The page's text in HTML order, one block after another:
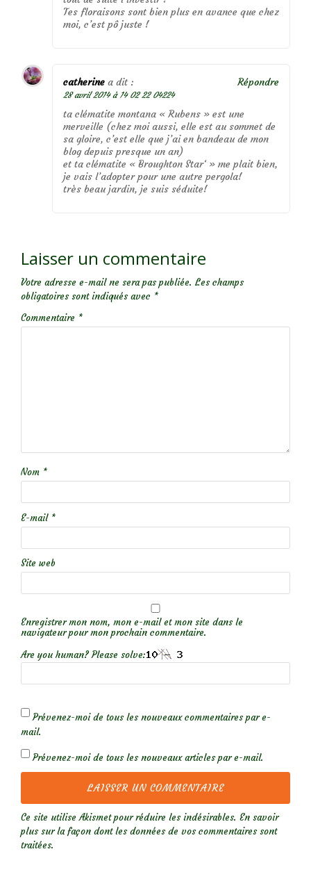
Tes floraisons sont bien plus en avance que chez
moi, c’est pô juste !
catherine a dit :
28 avril 2014 à 14 02 22 04224
ta clématite montana « Rubens » est une
merveille (chez moi aussi, elle est au sommet de
sa gloire, c’est elle que j’ai en bandeau de mon
blog depuis presque un an)
et ta clématite « Broughton Star‘ » me plait bien,
je vais l’adopter pour une autre pergola!
très beau jardin, je suis séduite!
Répondre
Laisser un commentaire
Votre adresse e-mail ne sera pas publiée. Les champs
obligatoires sont indiqués avec *
Commentaire *
Nom *
E-mail *
Site web
Enregistrer mon nom, mon e-mail et mon site dans le
navigateur pour mon prochain commentaire.
Are you human? Please solve:
Prévenez-moi de tous les nouveaux commentaires par e-
mail.
Prévenez-moi de tous les nouveaux articles par e-mail.
Ce site utilise Akismet pour réduire les indésirables. En savoir
plus sur la façon dont les données de vos commentaires sont
traitées.